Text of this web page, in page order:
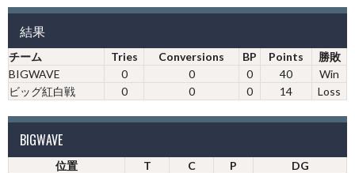
結果
チーム Tries Conversions BP Points
勝敗
BIGWAVE
0 0 0 40
Win
ビッグ紅白戦
0 0 0 14 Loss
BIGWAVE
位置 T C P
DG